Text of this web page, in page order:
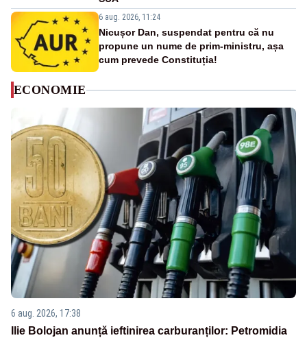
6 aug. 2026, 11:24
Nicușor Dan, suspendat pentru că nu
propune un nume de prim-ministru, așa
cum prevede Constituția!
ECONOMIE
6 aug. 2026, 17:38
Ilie Bolojan anunță ieftinirea carburanților: Petromidia